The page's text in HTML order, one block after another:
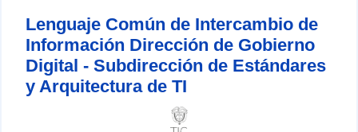
Lenguaje Común de Intercambio de
Información Dirección de Gobierno
Digital - Subdirección de Estándares
y Arquitectura de TI